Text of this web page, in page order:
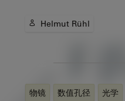
Helmut Rühl
物镜 数值孔径 光学